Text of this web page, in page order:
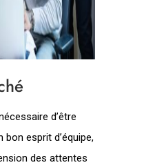
d’être
bon esprit d’équipe,
des attentes